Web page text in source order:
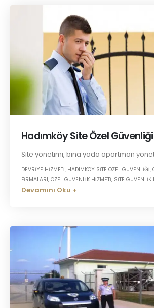
Hadımköy Site Özel Güvenliği
Site yönetimi, bina yada apartman
DEVRIYE HIZMETI, HADIMKÖY SITE ÖZEL GÜVENLIĞI,
FIRMALARI,ÖZEL GÜVENLIK HIZMETI, SITE GÜVENLIK
Devamını Oku +